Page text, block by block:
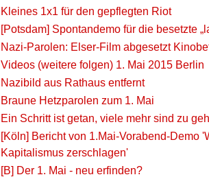
Kleines 1x1 für den gepflegten Riot
[Potsdam] Spontandemo für die besetzte
Nazi-Parolen: Elser-Film abgesetzt
Videos (weitere folgen) 1. Mai 2015 Berlin
Nazibild aus Rathaus entfernt
Braune Hetzparolen zum 1. Mai
Ein Schritt ist getan, viele mehr sind zu
[Köln] Bericht von 1.Mai-Vorabend-Demo
Kapitalismus zerschlagen'
[B] Der 1. Mai - neu erfinden?